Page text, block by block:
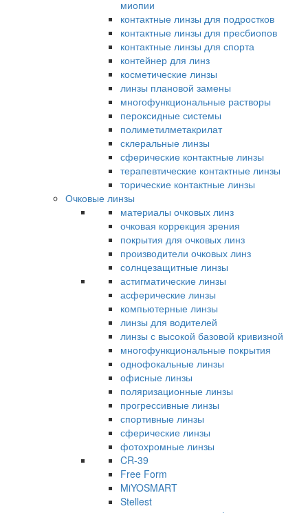
миопии
контактные линзы для подростков
контактные линзы для пресбиопов
контактные линзы для спорта
контейнер для линз
косметические линзы
линзы плановой замены
многофункциональные растворы
пероксидные системы
полиметилметакрилат
склеральные линзы
сферические контактные линзы
терапевтические контактные линзы
торические контактные линзы
Очковые линзы
материалы очковых линз
очковая коррекция зрения
покрытия для очковых линз
производители очковых линз
солнцезащитные линзы
астигматические линзы
асферические линзы
компьютерные линзы
линзы для водителей
линзы с высокой базовой кривизной
многофункциональные покрытия
однофокальные линзы
офисные линзы
поляризационные линзы
прогрессивные линзы
спортивные линзы
сферические линзы
фотохромные линзы
CR-39
Free Form
MiYOSMART
Stellest